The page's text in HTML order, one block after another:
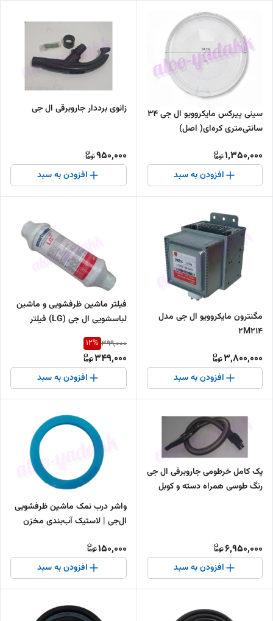
سینی پیرکس مایکروویو ال جی ۳۴
سانتی‌متری کره‌ای( اصل)
1,350,000
افزودن به سبد
زانوی برددار جاروبرقی ال جی
950,000
افزودن به سبد
مگنترون مایکروویو ال جی مدل
2M214
3,800,000
افزودن به سبد
فیلتر ماشین ظرفشویی و ماشین
لباسشویی ال جی (LG) فیلتر
تخلیه و محافظ پمپ
399,000
12%
349,000
افزودن به سبد
پک کامل خرطومی جاروبرقی ال جی
رنگ طوسی همراه دسته و کوبل
6,950,000
افزودن به سبد
واشر درب نمک ماشین ظرفشویی
ال‌جی | لاستیک آب‌بندی مخزن
150,000
افزودن به سبد